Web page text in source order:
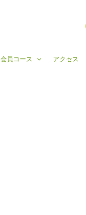
会員コース アクセス